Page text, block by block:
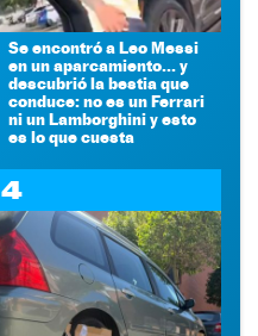
Se encontró a Leo Messi
en un aparcamiento... y
descubrió la bestia que
conduce: no es un Ferrari
ni un Lamborghini y esto
es lo que cuesta
4